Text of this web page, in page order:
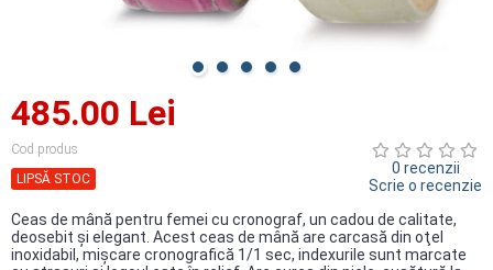
485.00 Lei
Cod produs
LIPSĂ STOC
0 recenzii
Scrie o recenzie
Ceas de mână pentru femei cu cronograf, un cadou de calitate,
deosebit şi elegant. Acest ceas de mână are carcasă din oţel
inoxidabil, mişcare cronografică 1/1 sec, indexurile sunt marcate